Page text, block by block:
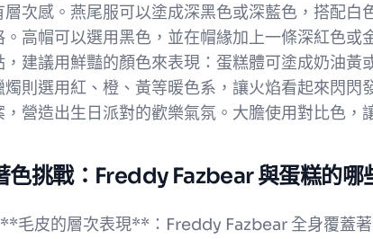
層次感。燕尾服可以塗成深黑色或深藍色，搭配白
。高帽可以選用黑色，並在帽緣加上一條深紅色或
，建議用鮮豔的顏色來表現：蛋糕體可塗成奶油黃
燭則選用紅、橙、黃等暖色系，讓火焰看起來閃閃
，營造出生日派對的歡樂氣氛。大膽使用對比色，
色挑戰：Freddy Fazbear 與蛋糕的哪
**毛皮的層次表現**：Freddy Fazbear 全身覆蓋